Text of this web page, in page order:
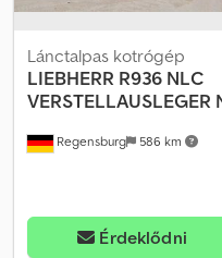
Regensburg 586 km
Lánctalpas kotrógép
LIEBHERR R936 NLC
VERSTELLAUSLEGER
Érdeklődni